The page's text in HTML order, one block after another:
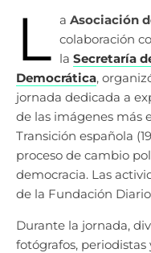
L a Asociación
colaboración
la Secretaría
Democrática,
jornada dedicada a
de las imágenes más
Transición española
proceso de cambio
democracia. Las
de la Fundación
Durante la jornada,
fotógrafos, periodistas